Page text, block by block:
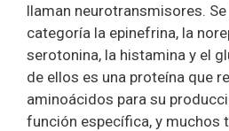
llaman neurotransmisores.
categoría la epinefrina, la
serotonina, la histamina y el
de ellos es una proteína que
aminoácidos para su
función específica, y muchos